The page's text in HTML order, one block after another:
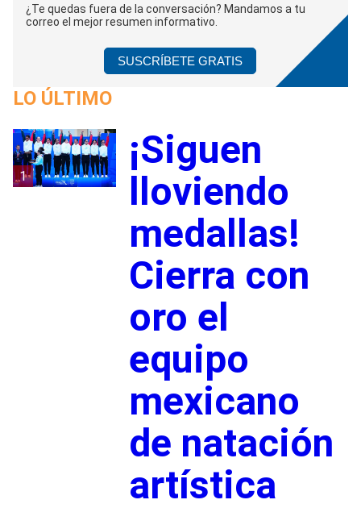
¿Te quedas fuera de la conversación? Mandamos a tu
correo el mejor resumen informativo.
SUSCRÍBETE GRATIS
LO ÚLTIMO
1
¡Siguen
lloviendo
medallas!
Cierra con
oro el
equipo
mexicano
de natación
artística